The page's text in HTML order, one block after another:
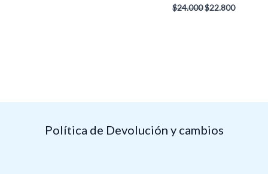
$24.000$22.800
Política de Devolución y cambios